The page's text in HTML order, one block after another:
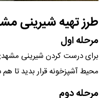
طرز تهیه شیرینی
مرحله اول
برای درست کردن شیرینی
محیط آشپزخونه قرار بدید تا
مرحله دوم